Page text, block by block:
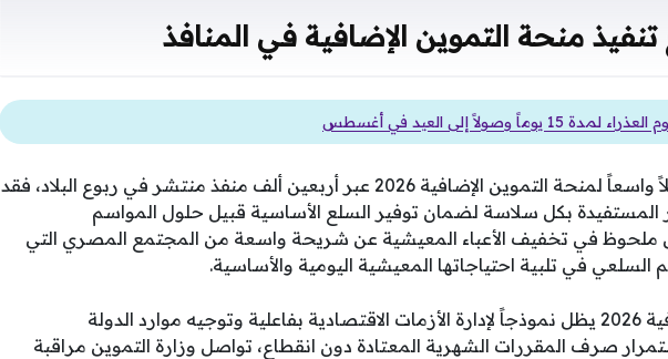
تنفيذ منحة التموين الإضافية في المنافذ
وصولاً إلى العيد في أغسطس
شهدت الأشهر الماضية تفعيلاً واسعاً لمنحة التموين الإضافية 2026 عبر أربعين ألف منفذ منتشر في ربوع البلاد، فقد
بكل سلاسة لضمان توفير السلع الأساسية قبيل حلول المواسم
ملحوظ في تخفيف الأعباء المعيشية عن شريحة واسعة من المجتمع المصري التي
السلعي في تلبية احتياجاتها المعيشية اليومية والأساسية.
إن ملف منحة التموين الإضافية 2026 يظل نموذجاً لإدارة الأزمات الاقتصادية بفاعلية وتوجيه موارد الدولة
صرف المقررات الشهرية المعتادة دون انقطاع، تواصل وزارة التموين مراقبة